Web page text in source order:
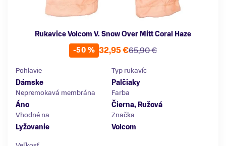
Rukavice Volcom V. Snow Over Mitt Coral Haze
-50 %
65,90 €
32,95 €
Pohlavie
Dámske
Typ rukavíc
Palčiaky
Nepremokavá membrána
Áno
Farba
Čierna, Ružová
Vhodné na
Lyžovanie
Značka
Volcom